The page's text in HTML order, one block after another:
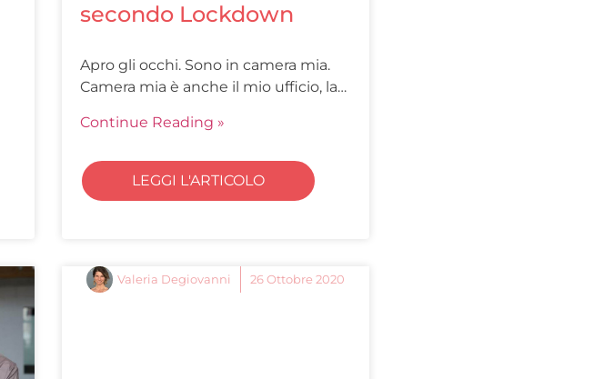
secondo Lockdown
Apro gli occhi. Sono in camera mia.
Camera mia è anche il mio ufficio, la…
Continue Reading »
LEGGI L'ARTICOLO
Valeria Degiovanni 26 Ottobre 2020